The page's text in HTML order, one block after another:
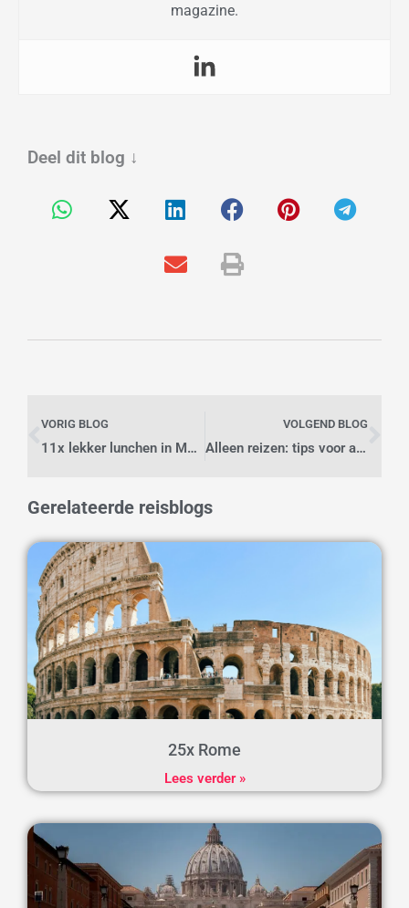
magazine.
Deel dit blog ↓
VORIG BLOG
11x lekker lunchen in Madrid doe je bij deze spots
VOLGEND BLOG
Alleen reizen: tips voor als je alleen op reis gaat
Gerelateerde reisblogs
25x Rome
Lees verder »